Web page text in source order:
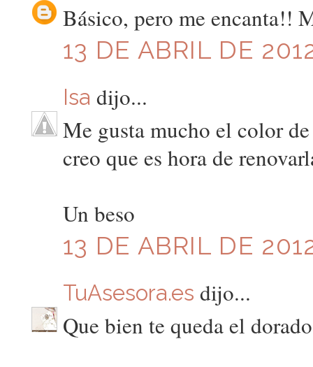
Básico, pero me encanta!!
13 DE ABRIL DE
Isa dijo...
Me gusta mucho el color
creo que es hora de
Un beso
13 DE ABRIL DE
TuAsesora.es dijo...
Que bien te queda el